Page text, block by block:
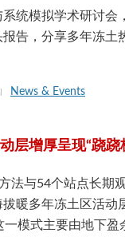
统模拟学术研讨
告，分享多年冻
News & Events
层增厚呈现“跷跷
法与54个站点长期
暖多年冻土区活
模式主要由地下